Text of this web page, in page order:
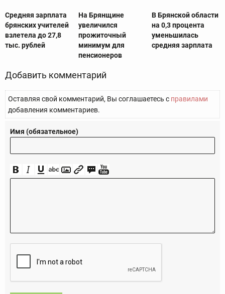
Средняя зарплата
брянских учителей
взлетела до 27,8
тыс. рублей
На Брянщине
увеличился
прожиточный
минимум для
пенсионеров
В Брянской области
на 0,3 процента
уменьшилась
средняя зарплата
Добавить комментарий
Оставляя свой комментарий, Вы соглашаетесь с правилами
добавления комментариев.
Имя (обязательное)